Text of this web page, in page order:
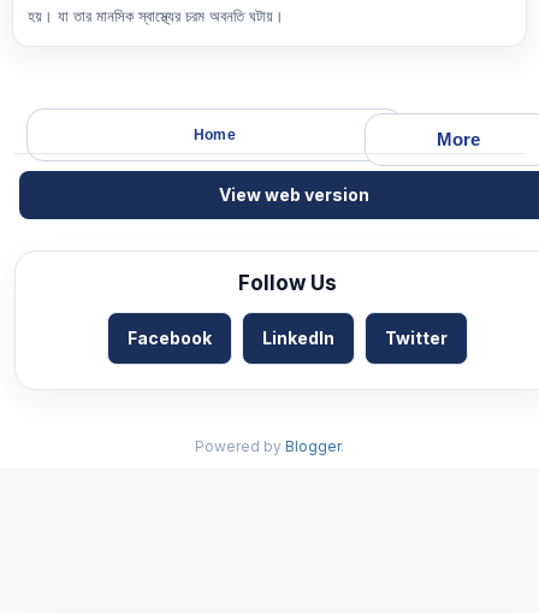
হয়। যা তার মানসিক স্বাস্থ্যের চরম অবনতি ঘটায়।
More
Home
View web version
Follow Us
Facebook LinkedIn Twitter
Powered by Blogger.